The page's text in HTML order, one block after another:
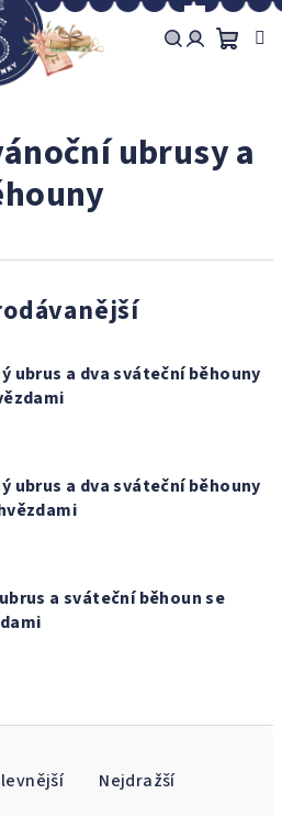
ubrusy a
ubrus a dva sváteční běhouny
ubrus a dva sváteční běhouny
a sváteční běhoun se
Nejdražší